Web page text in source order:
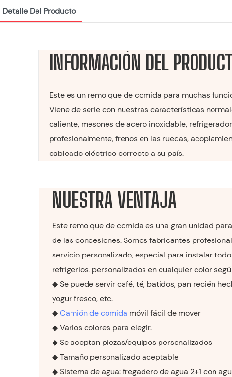
Detalle Del Producto
INFORMACIÓN DEL
Este es un remolque de comida para muchas
Viene de serie con nuestras características
caliente, mesones de acero inoxidable,
profesionalmente, frenos en las ruedas,
cableado eléctrico correcto a su país.
NUESTRA VENTAJA
Este remolque de comida es una gran unidad
de las concesiones. Somos fabricantes
servicio personalizado, especial para instalar
refrigerios, personalizados en cualquier color
◆ Se puede servir café, té, batidos, pan recién
yogur fresco, etc.
◆Camión de comida móvil fácil de mover
◆ Varios colores para elegir.
◆ Se aceptan piezas/equipos personalizados
◆ Tamaño personalizado aceptable
◆ Sistema de agua: fregadero de agua 2+1 con